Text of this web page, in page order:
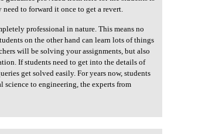
to forward it once to get a revert.
professional in nature. This means no
on the other hand can learn lots of things
will be solving your assignments, but also
If students need to get into the details of
get solved easily. For years now, students
science to engineering, the experts from